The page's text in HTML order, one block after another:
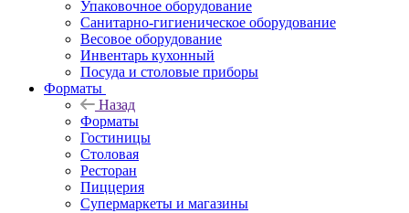
Упаковочное оборудование
Санитарно-гигиеническое оборудование
Весовое оборудование
Инвентарь кухонный
Посуда и столовые приборы
Форматы
Назад
Форматы
Гостиницы
Столовая
Ресторан
Пиццерия
Супермаркеты и магазины